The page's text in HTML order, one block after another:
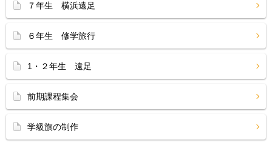
７年生 横浜遠足
６年生 修学旅行
1・２年生 遠足
前期課程集会
学級旗の制作